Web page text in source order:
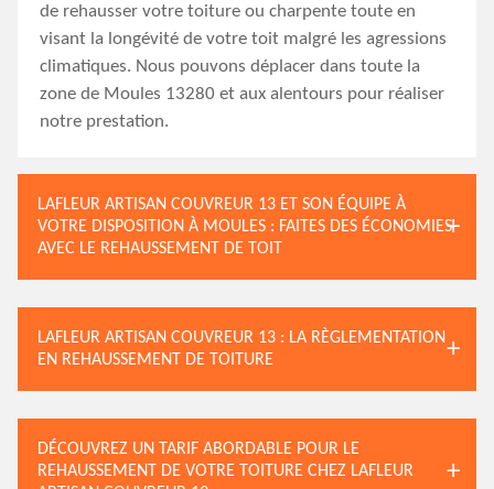
de rehausser votre toiture ou charpente toute en
visant la longévité de votre toit malgré les agressions
climatiques. Nous pouvons déplacer dans toute la
zone de Moules 13280 et aux alentours pour réaliser
notre prestation.
LAFLEUR ARTISAN COUVREUR 13 ET SON ÉQUIPE À
VOTRE DISPOSITION À MOULES : FAITES DES ÉCONOMIES
AVEC LE REHAUSSEMENT DE TOIT
LAFLEUR ARTISAN COUVREUR 13 : LA RÈGLEMENTATION
EN REHAUSSEMENT DE TOITURE
DÉCOUVREZ UN TARIF ABORDABLE POUR LE
REHAUSSEMENT DE VOTRE TOITURE CHEZ LAFLEUR